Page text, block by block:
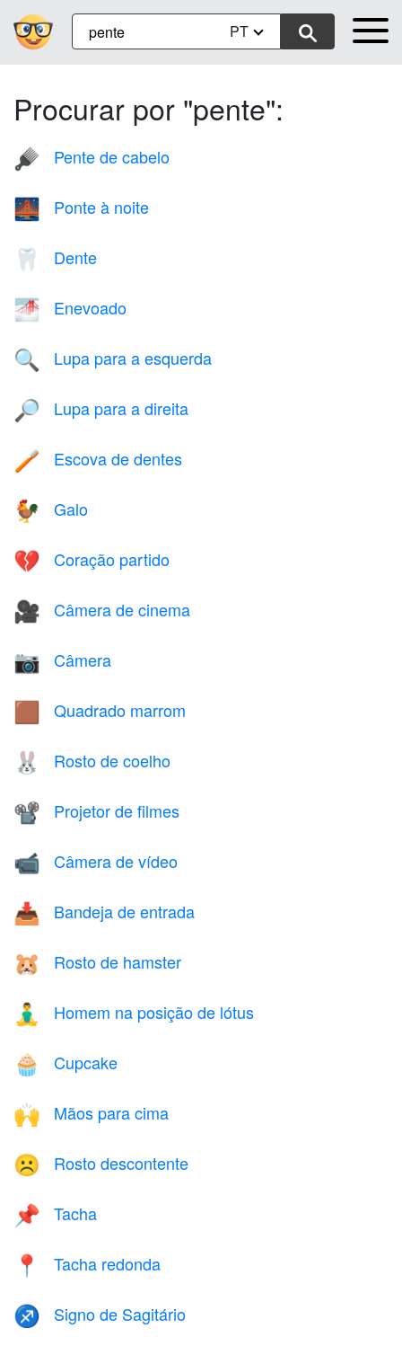
PT
Procurar por "pente":
🪮 Pente de cabelo
🌉 Ponte à noite
🦷 Dente
🌁 Enevoado
🔍 Lupa para a esquerda
🔎 Lupa para a direita
🪥 Escova de dentes
🐓 Galo
💔 Coração partido
🎥 Câmera de cinema
📷 Câmera
🟫 Quadrado marrom
🐰 Rosto de coelho
📽️ Projetor de filmes
📹 Câmera de vídeo
📥 Bandeja de entrada
🐹 Rosto de hamster
🧘‍♂️ Homem na posição de lótus
🧁 Cupcake
🙌 Mãos para cima
☹️ Rosto descontente
📌 Tacha
📍 Tacha redonda
♐ Signo de Sagitário